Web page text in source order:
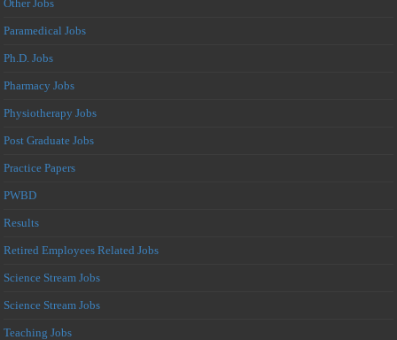
Other Jobs
Paramedical Jobs
Ph.D. Jobs
Pharmacy Jobs
Physiotherapy Jobs
Post Graduate Jobs
Practice Papers
PWBD
Results
Retired Employees Related Jobs
Science Stream Jobs
Science Stream Jobs
Teaching Jobs